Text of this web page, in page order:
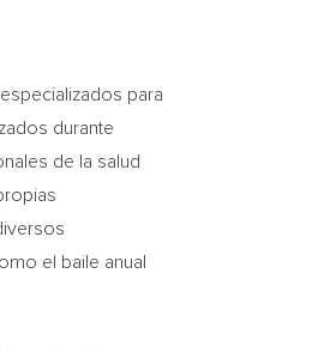
para
durante
de la salud
el baile anual